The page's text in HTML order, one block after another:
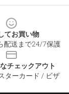
てお買い物
配送まで24/7保護
チェックアウト
ターカード / ビザ